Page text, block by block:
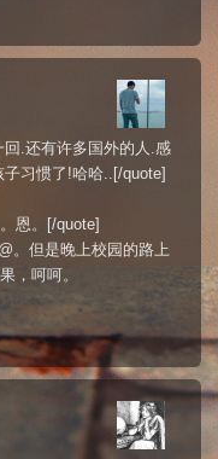
回.还有许多国外的人.感
习惯了!哈哈..[/quote]
恩。[/quote]
。但是晚上校园的路上
，呵呵。